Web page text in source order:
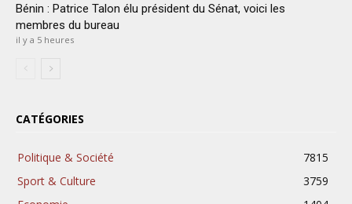
Bénin : Patrice Talon élu président du Sénat, voici les
membres du bureau
il y a 5 heures
CATÉGORIES
Politique & Société
7815
Sport & Culture
3759